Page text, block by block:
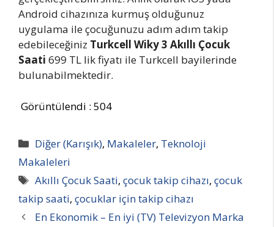
Android cihazınıza kurmuş olduğunuz
uygulama ile çocuğunuzu adım adım takip
edebileceğiniz Turkcell Wiky 3 Akıllı Çocuk
Saati 699 TL lik fiyatı ile Turkcell bayilerinde
bulunabilmektedir.
Görüntülendi : 504
Kategoriler
Diğer (Karışık), Makaleler, Teknoloji
Makaleleri
Etiketler
Akıllı Çocuk Saati,çocuk takip cihazı,çocuk
takip saati, çocuklar için takip cihazı
En Ekonomik – En iyi (TV) Televizyon Marka